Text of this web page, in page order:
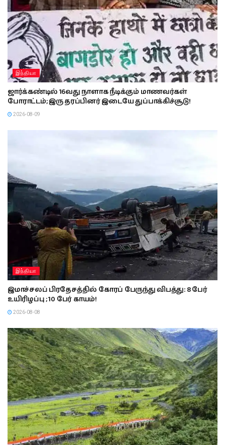
இந்தியா
ஜார்க்கண்டில் 16வது நாளாக நீடிக்கும் மாணவர்கள்
போராட்டம்; இரு தரப்பினர் இடையே துப்பாக்கிச்சூடு!
2026-08-09
இந்தியா
இமாச்சலப் பிரதேசத்தில் கோரப் பேருந்து விபத்து: 8 பேர்
உயிரிழப்பு ; 10 பேர் காயம்!
2026-08-08